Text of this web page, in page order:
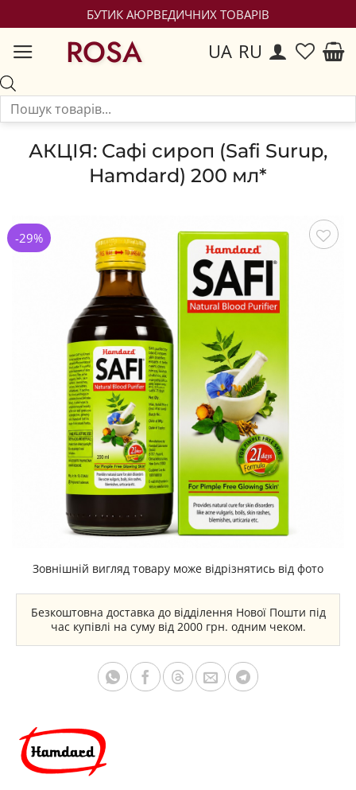
БУТИК АЮРВЕДИЧНИХ ТОВАРІВ
ROSA UA RU
АКЦІЯ: Cафі сироп (Safi Surup,
Hamdard) 200 мл*
-29%
Зовнішній вигляд товару може відрізнятись від фото
Безкоштовна доставка до відділення Нової Пошти під
час купівлі на суму від 2000 грн. одним чеком.